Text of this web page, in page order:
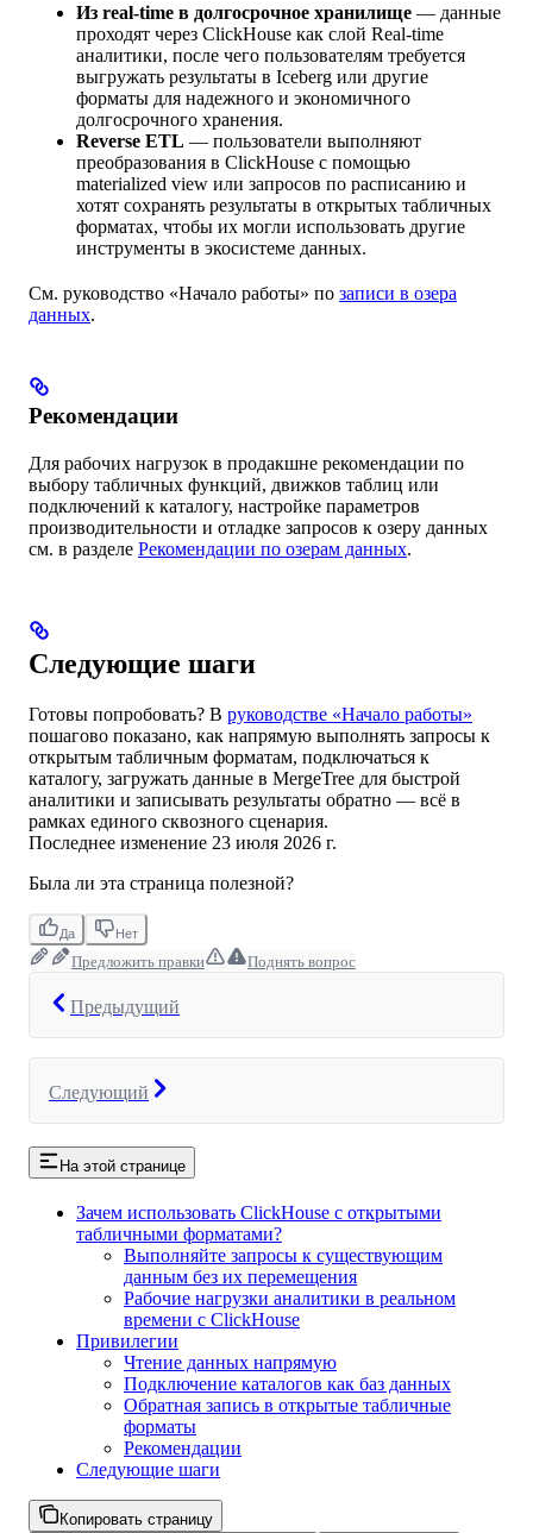
Из real-time в долгосрочное хранилище — данные
проходят через ClickHouse как слой Real-time
аналитики, после чего пользователям требуется
выгружать результаты в Iceberg или другие
форматы для надежного и экономичного
долгосрочного хранения.
Reverse ETL — пользователи выполняют
преобразования в ClickHouse с помощью
materialized view или запросов по расписанию и
хотят сохранять результаты в открытых табличных
форматах, чтобы их могли использовать другие
инструменты в экосистеме данных.
См. руководство «Начало работы» по записи в озера
данных.
Рекомендации
Для рабочих нагрузок в продакшне рекомендации по
выбору табличных функций, движков таблиц или
подключений к каталогу, настройке параметров
производительности и отладке запросов к озеру данных
см. в разделе Рекомендации по озерам данных.
Следующие шаги
Готовы попробовать? В руководстве «Начало работы»
пошагово показано, как напрямую выполнять запросы к
открытым табличным форматам, подключаться к
каталогу, загружать данные в MergeTree для быстрой
аналитики и записывать результаты обратно — всё в
рамках единого сквозного сценария.
Последнее изменение 23 июля 2026 г.
Была ли эта страница полезной?
Да Нет
Предложить правки Поднять вопрос
Предыдущий
Следующий
На этой странице
Зачем использовать ClickHouse с открытыми
табличными форматами?
Выполняйте запросы к существующим
данным без их перемещения
Рабочие нагрузки аналитики в реальном
времени с ClickHouse
Привилегии
Чтение данных напрямую
Подключение каталогов как баз данных
Обратная запись в открытые табличные
форматы
Рекомендации
Следующие шаги
Копировать страницу